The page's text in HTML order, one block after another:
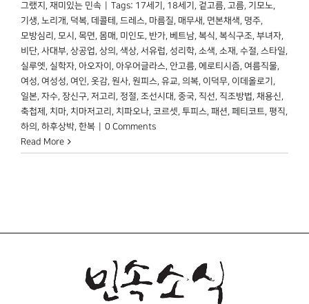
그랬지 , 재미있는 민속 Tags: 17세기 , 18세기 , 겉고름, 고름, 기모노,
기생, 노리개 , 덕복, 데콜테 , 드레스, 마름질, 매무새 , 면본채색, 명주,
모방심리 , 모시 , 목면, 몸매 , 미인도, 반가, 베트남, 복식, 복식구조, 부녀자,
비단, 사대부, 상공업, 상의 , 색상, 서유럽, 성리학, 소색, 소재 , 수절, 스타일,
실루엣, 실학자, 아오자이 , 아우어글라스, 안고름, 에로티시즘, 여름직물,
여성, 여성성, 여인, 옷감, 원사, 원피스, 유교, 의복, 이덕무, 이데올로기 ,
일본, 자수, 장신구, 저고리 , 정절, 조선시대 , 중국, 직선, 직조방법, 채용신,
축첩제 , 치마, 치마저고리 , 치파오나, 코르셋, 투피스, 패션, 페티코트, 평직,
하의 , 하후상박, 한복
0 Comments
Read More